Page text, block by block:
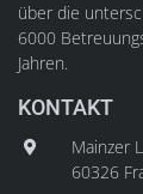
über die
6000
Jahren.
KONTAKT
Mainzer
60326